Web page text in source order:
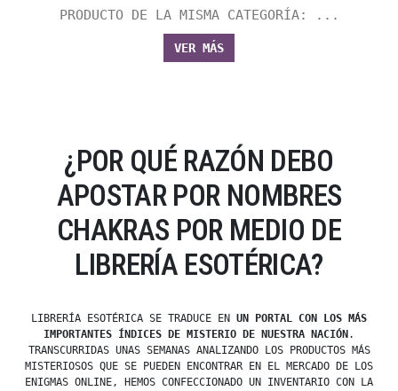
PRODUCTO DE LA MISMA CATEGORÍA: ...
VER MÁS
¿POR QUÉ RAZÓN DEBO
APOSTAR POR NOMBRES
CHAKRAS POR MEDIO DE
LIBRERÍA ESOTÉRICA?
LIBRERÍA ESOTÉRICA SE TRADUCE EN UN PORTAL CON LOS MÁS
IMPORTANTES ÍNDICES DE MISTERIO DE NUESTRA NACIÓN .
TRANSCURRIDAS UNAS SEMANAS ANALIZANDO LOS PRODUCTOS MÁS
MISTERIOSOS QUE SE PUEDEN ENCONTRAR EN EL MERCADO DE LOS
ENIGMAS ONLINE, HEMOS CONFECCIONADO UN INVENTARIO CON LA